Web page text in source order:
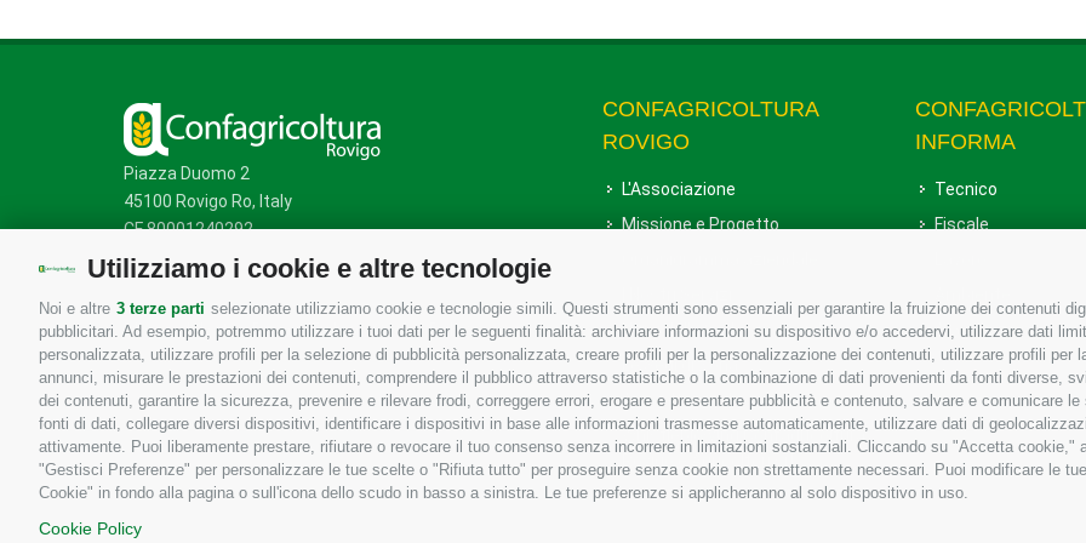
Utilizziamo i cookie e altre tecnologie
Noi e altre 3 terze parti selezionate utilizziamo cookie e tecnologie simili. Questi strumenti sono essenziali per garantire la fruizione dei contenuti
pubblicitari. Ad esempio, potremmo utilizzare i tuoi dati per le seguenti finalità: archiviare informazioni su dispositivo e/o accedervi, utilizzare dati
personalizzata, utilizzare profili per la selezione di pubblicità personalizzata, creare profili per la personalizzazione dei contenuti, utilizzare profili
annunci, misurare le prestazioni dei contenuti, comprendere il pubblico attraverso statistiche o la combinazione di dati provenienti da fonti diverse,
dei contenuti, garantire la sicurezza, prevenire e rilevare frodi, correggere errori, erogare e presentare pubblicità e contenuto, salvare e comunicare
fonti di dati, collegare diversi dispositivi, identificare i dispositivi in base alle informazioni trasmesse automaticamente, utilizzare dati di
attivamente. Puoi liberamente prestare, rifiutare o revocare il tuo consenso senza incorrere in limitazioni sostanziali. Cliccando su "Accetta
"Gestisci Preferenze" per personalizzare le tue scelte o "Rifiuta tutto" per proseguire senza cookie non strettamente necessari. Puoi modificare le
Cookie" in fondo alla pagina o sull'icona dello scudo in basso a sinistra. Le tue preferenze si applicheranno al solo dispositivo in uso.
Cookie Policy
Piazza Duomo 2
45100 Rovigo Ro, Italy
CF 80001240292
Mappa del sito/Privacy Policy /Cookie Policy
CONFAGRICOLTURA
ROVIGO
L'Associazione
Missione e Progetto
Uffici della Sede provinciale
Le Sedi di Zona
Agricoltori S.r.l.
Whistleblowing Confagricoltura
Rovigo e Agricoltori srl
INFORMA
Tecnico
Fiscale
Associazione